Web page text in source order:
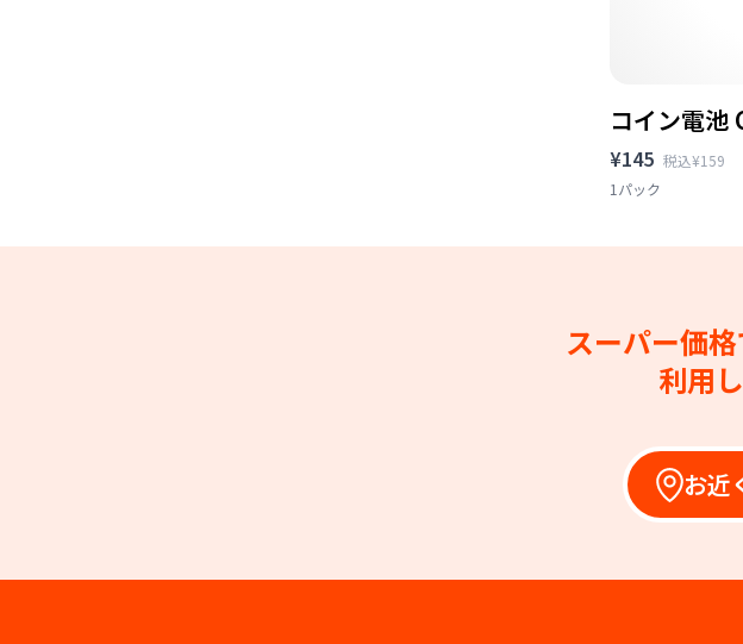
コイン電池
¥145 税込¥159
1パック
スーパー価
利用
お近